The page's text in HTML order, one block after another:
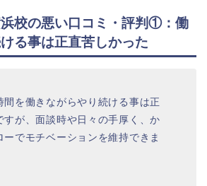
校の悪い口コミ・評判①：働
る事は正直苦しかった
間を働きながらやり続ける事は正
すが、面談時や日々の手厚く、か
ーでモチベーションを維持できま